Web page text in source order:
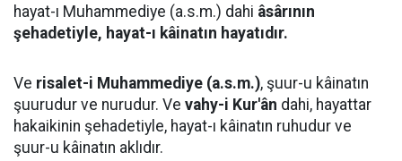
hayat-ı Muhammediye (a.s.m.) dahi âsârının
şehadetiyle, hayat-ı kâinatın hayatıdır.
Ve risalet-i Muhammediye (a.s.m.), şuur-u kâinatın
şuurudur ve nurudur. Ve vahy-i Kur'ân dahi, hayattar
hakaikinin şehadetiyle, hayat-ı kâinatın ruhudur ve
şuur-u kâinatın aklıdır.